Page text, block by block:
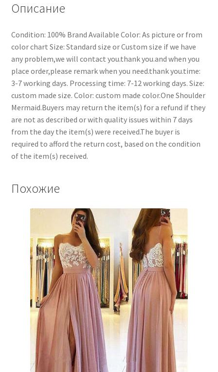
Описание
Condition: 100% Brand Available Color: As picture or from
color chart Size: Standard size or Custom size if we have
any problem,we will contact you.thank you.and when you
place order,please remark when you need.thank you.time:
3-7 working days. Processing time: 7-12 working days. Size:
custom made size. Color: custom made color.One Shoulder
Mermaid.Buyers may return the item(s) for a refund if they
are not as described or with quality issues within 7 days
from the day the item(s) were received.The buyer is
required to afford the return cost, based on the condition
of the item(s) received.
Похожие